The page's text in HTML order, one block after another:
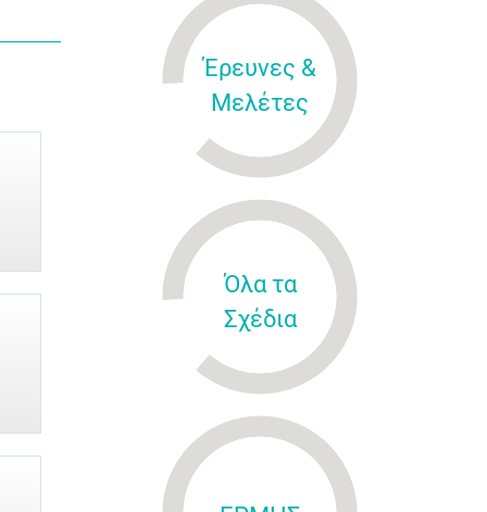
Έρευνες &
Μελέτες
Όλα τα
Σχέδια